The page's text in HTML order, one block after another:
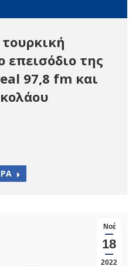
επεισόδιο της
97,8 fm και
Νοέ
18
2022